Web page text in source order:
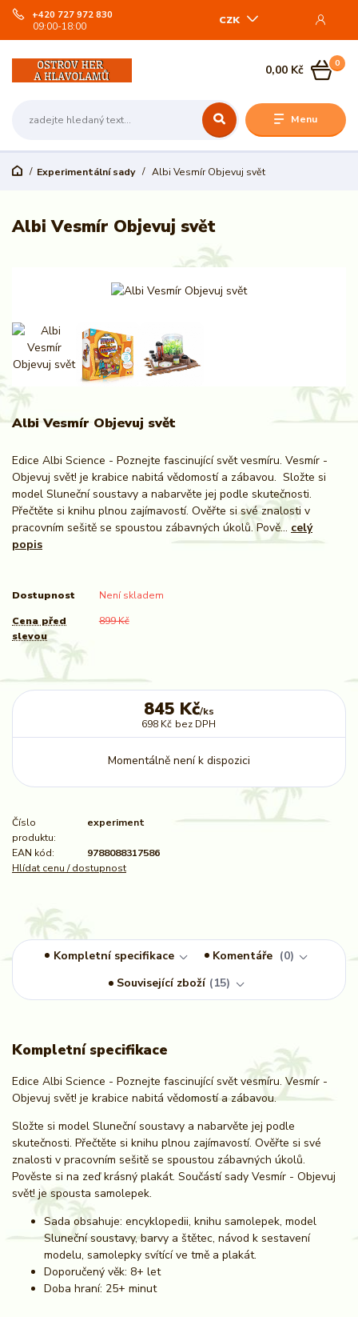
Menu
CZK
+420 727 972 830
09:00-18:00
0
0,00 Kč
Experimentální sady Albi Vesmír Objevuj svět
Albi Vesmír Objevuj svět
Albi Vesmír Objevuj svět
Edice Albi Science - Poznejte fascinující svět vesmíru. Vesmír -
Objevuj svět! je krabice nabitá vědomostí a zábavou. Složte si
model Sluneční soustavy a nabarvěte jej podle skutečnosti.
Přečtěte si knihu plnou zajímavostí. Ověřte si své znalosti v
pracovním sešitě se spoustou zábavných úkolů. Pově... celý
popis
Dostupnost Není skladem
Cena před
slevou
899 Kč
845 Kč/ks
698 Kč bez DPH
Momentálně není k dispozici
Číslo
produktu:
experiment
EAN kód:
9788088317586
Hlídat cenu / dostupnost
Kompletní specifikace Komentáře
0
Související zboží
15
Kompletní specifikace
Edice Albi Science - Poznejte fascinující svět vesmíru. Vesmír -
Objevuj svět! je krabice nabitá vědomostí a zábavou.
Složte si model Sluneční soustavy a nabarvěte jej podle
skutečnosti. Přečtěte si knihu plnou zajímavostí. Ověřte si své
znalosti v pracovním sešitě se spoustou zábavných úkolů.
Pověste si na zeď krásný plakát. Součástí sady Vesmír - Objevuj
svět! je spousta samolepek.
Sada obsahuje: encyklopedii, knihu samolepek, model
Sluneční soustavy, barvy a štětec, návod k sestavení
modelu, samolepky svítící ve tmě a plakát.
Doporučený věk: 8+ let
Doba hraní: 25+ minut